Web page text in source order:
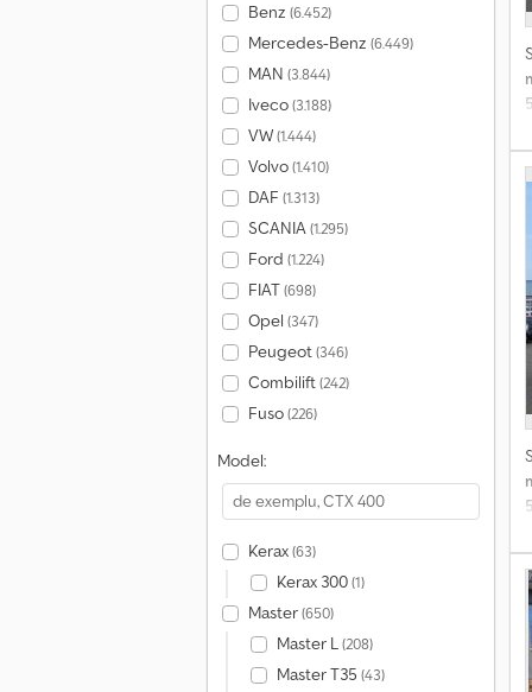
Benz (6.452)
Mercedes-Benz (6.449)
MAN (3.844)
Iveco(3.188)
VW(1.444)
Volvo(1.410)
DAF (1.313)
SCANIA(1.295)
Ford (1.224)
FIAT(698)
Opel (347)
Peugeot(346)
Combilift(242)
Fuso(226)
Model:
Kerax(63)
Kerax 300(1)
Master(650)
Master L(208)
Master T35 (43)
5
5